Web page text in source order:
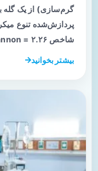
گرم‌سازی) از یک گله
پردازش‌شده تنوع
شاخص Shannon = ۲.۲۶) و…
بیشتر بخوانید